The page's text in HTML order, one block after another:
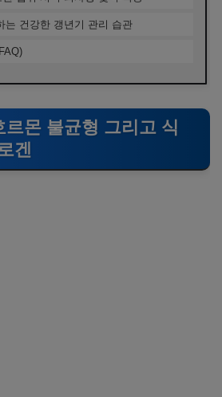
는 건강한 갱년기 관리 습관
르몬 불균형 그리고 식
겐